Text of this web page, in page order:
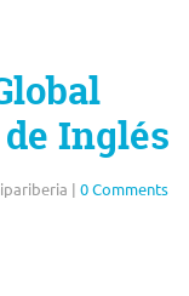
Inglés
| 0 Comments